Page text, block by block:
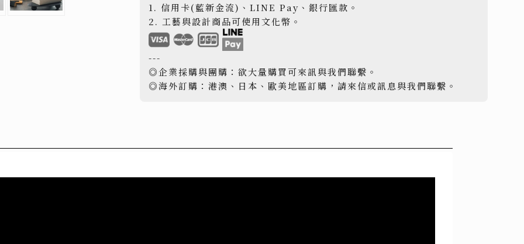
1. 信用卡(藍新金流)、LINE Pay、銀行匯款。
2. 工藝與設計商品可使用文化幣。
---
◎企業採購與團購：欲大量購買可來訊與我們聯繫。
◎海外訂購：港澳、日本、歐美地區訂購，請來信或訊息與我們聯繫。